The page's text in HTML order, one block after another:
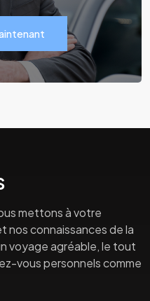
mettons à votre
nos connaissances de la
voyage agréable, le tout
vous personnels comme